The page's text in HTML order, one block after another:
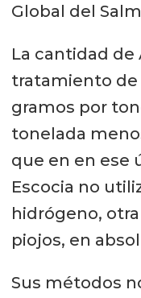
Global del
La cantidad
tratamiento de
gramos por
tonelada
que en en ese
Escocia no
hidrógeno,
piojos, en
Sus métodos